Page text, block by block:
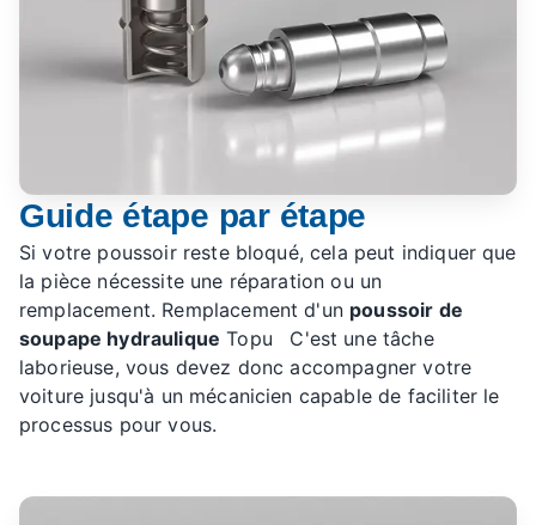
Guide étape par étape
Si votre poussoir reste bloqué, cela peut indiquer que
la pièce nécessite une réparation ou un
remplacement. Remplacement d'un poussoir de
soupape hydraulique Topu
C'est une tâche
laborieuse, vous devez donc accompagner votre
voiture jusqu'à un mécanicien capable de faciliter le
processus pour vous.